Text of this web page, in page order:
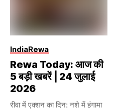
IndiaRewa
Rewa Today: आज की
5 बड़ी खबरें | 24 जुलाई
2026
रीवा में एक्शन का दिन: नशे में हंगामा